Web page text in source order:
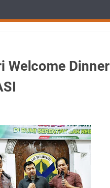
Welcome Dinner